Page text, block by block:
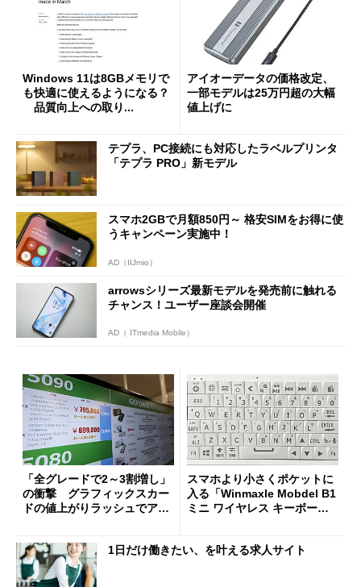
Windows 11は8GBメモリで
も快適に使えるようになる？
品質向上への取り...
アイオーデータの価格改定、
一部モデルは25万円超の大幅
値上げに
テプラ、PC接続にも対応したラベルプリンタ
「テプラ PRO」新モデル
スマホ2GBで月額850円～ 格安SIMをお得に使
うキャンペーン実施中！
AD（IIJmio）
arrowsシリーズ最新モデルを発売前に触れる
チャンス！ユーザー座談会開催
AD（ ITmedia Mobile）
「全グレードで2～3割増し」
の衝撃 グラフィックスカー
ドの値上がりラッシュでアキ
スマホより小さくポケットに
入る「Winmaxle Mobdel B1
ミニ ワイヤレス キーボー
1日だけ働きたい、を叶える求人サイト